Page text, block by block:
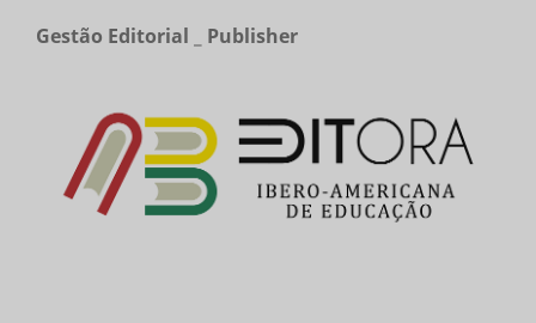
Gestão Editorial _ Publisher